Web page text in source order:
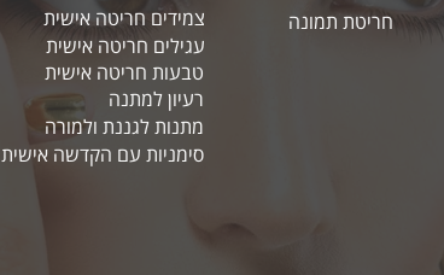
צמידים חריטה אישית
עגילים חריטה אישית
חריטת תמונה
טבעות חריטה אישית
רעיון למתנה
מתנות לגננת ולמורה
סימניות עם הקדשה אישית